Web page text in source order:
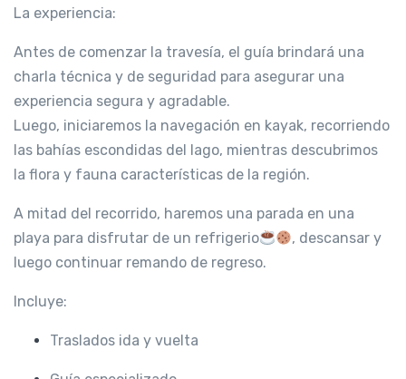
La experiencia:
Antes de comenzar la travesía, el guía brindará una
charla técnica y de seguridad para asegurar una
experiencia segura y agradable.
Luego, iniciaremos la navegación en kayak, recorriendo
las bahías escondidas del lago, mientras descubrimos
la flora y fauna características de la región.
A mitad del recorrido, haremos una parada en una
playa para disfrutar de un refrigerio
, descansar y
luego continuar remando de regreso.
Incluye:
Traslados ida y vuelta